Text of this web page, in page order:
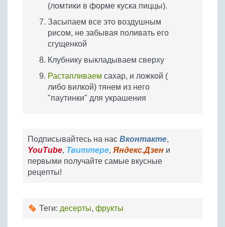
(ломтики в форме куска пиццы).
Засыпаем все это воздушным
рисом, не забывая поливать его
сгущенкой
Клубнику выкладываем сверху
Растапливаем сахар, и ложкой (
либо вилкой) тянем из него
"паутинки" для украшения
Подписывайтесь на нас Вконтакте,
YouTube, Твиттере, Яндекс.Дзен и
первыми получайте самые вкусные
рецепты!
Теги: десерты, фрукты